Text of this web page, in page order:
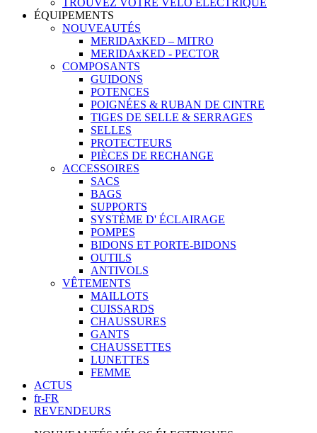
TROUVEZ VOTRE VÉLO ÉLECTRIQUE
ÉQUIPEMENTS
NOUVEAUTÉS
MERIDAxKED – MITRO
MERIDAxKED - PECTOR
COMPOSANTS
GUIDONS
POTENCES
POIGNÉES & RUBAN DE CINTRE
TIGES DE SELLE & SERRAGES
SELLES
PROTECTEURS
PIÈCES DE RECHANGE
ACCESSOIRES
SACS
BAGS
SUPPORTS
SYSTÈME D' ÉCLAIRAGE
POMPES
BIDONS ET PORTE-BIDONS
OUTILS
ANTIVOLS
VÊTEMENTS
MAILLOTS
CUISSARDS
CHAUSSURES
GANTS
CHAUSSETTES
LUNETTES
FEMME
ACTUS
fr-FR
REVENDEURS